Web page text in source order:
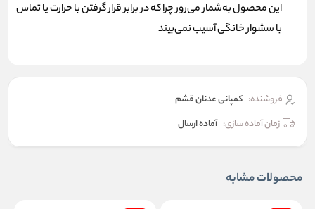
این محصول به‌شمار می‌رور چرا که در برابر قرار گرفتن با حرارت یا تماس
با سشوار خانگی آسیب نمی‌بیند
فروشنده: کمپانی عدنان قشم
زمان آماده سازی: آماده ارسال
محصولات مشابه